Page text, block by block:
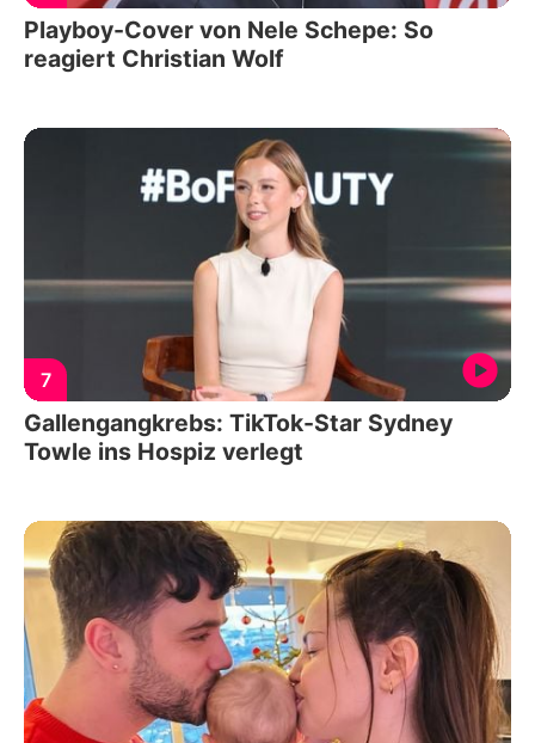
Playboy-Cover von Nele Schepe: So
reagiert Christian Wolf
7
Gallengangkrebs: TikTok-Star Sydney
Towle ins Hospiz verlegt